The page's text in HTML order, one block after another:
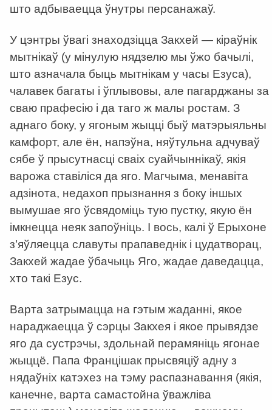
што адбываецца ўнутры персанажаў.
У цэнтры ўвагі знаходзіцца Закхей — кіраўнік
мытнікаў (у мінулую нядзелю мы ўжо бачылі,
што азначала быць мытнікам у часы Езуса),
чалавек багаты і ўплывовы, але пагарджаны за
сваю прафесію і да таго ж малы ростам. З
аднаго боку, у ягоным жыцці быў матэрыяльны
камфорт, але ён, напэўна, няўтульна адчуваў
сябе ў прысутнасці сваіх суайчыннікаў, якія
варожа ставіліся да яго. Магчыма, менавіта
адзінота, недахоп прызнання з боку іншых
вымушае яго ўсвядоміць тую пустку, якую ён
імкнецца неяк запоўніць. І вось, калі ў Ерыхоне
з’яўляецца славуты прапаведнік і цудатворац,
Закхей жадае ўбачыць Яго, жадае даведацца,
хто такі Езус.
Варта затрымацца на гэтым жаданні, якое
нараджаецца ў сэрцы Закхея і якое прывядзе
яго да сустрэчы, здольнай перамяніць ягонае
жыццё. Папа Францішак прысвяціў адну з
нядаўніх катэхез на тэму распазнавання (якія,
канечне, варта самастойна ўважліва